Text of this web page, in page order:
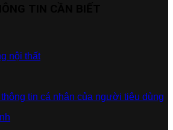
nội thất
tin cá nhân của người tiêu dùng